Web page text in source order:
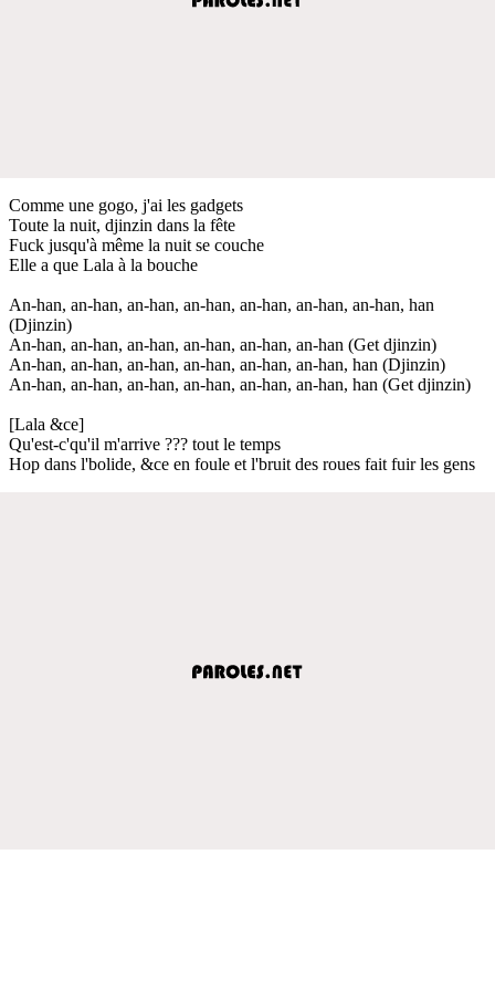
Comme une gogo, j'ai les gadgets
Toute la nuit, djinzin dans la fête
Fuck jusqu'à même la nuit se couche
Elle a que Lala à la bouche
An-han, an-han, an-han, an-han, an-han, an-han, an-han, han
(Djinzin)
An-han, an-han, an-han, an-han, an-han, an-han (Get djinzin)
An-han, an-han, an-han, an-han, an-han, an-han, han (Djinzin)
An-han, an-han, an-han, an-han, an-han, an-han, han (Get djinzin)
[Lala &ce]
Qu'est-c'qu'il m'arrive ??? tout le temps
Hop dans l'bolide, &ce en foule et l'bruit des roues fait fuir les gens